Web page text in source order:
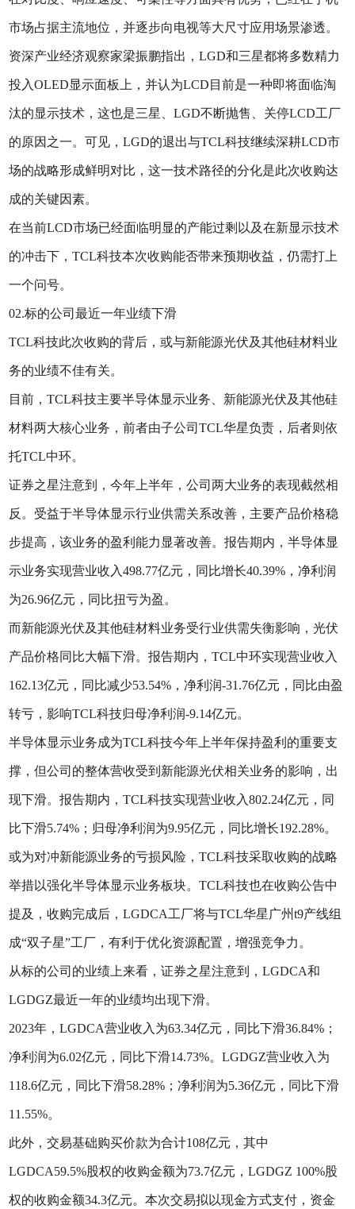
市场占据主流地位，并逐步向电视等大尺寸应用场景渗透。
资深产业经济观察家梁振鹏指出，LGD和三星都将多数精力
投入OLED显示面板上，并认为LCD目前是一种即将面临淘
汰的显示技术，这也是三星、LGD不断抛售、关停LCD工厂
的原因之一。可见，LGD的退出与TCL科技继续深耕LCD市
场的战略形成鲜明对比，这一技术路径的分化是此次收购达
成的关键因素。
在当前LCD市场已经面临明显的产能过剩以及在新显示技术
的冲击下，TCL科技本次收购能否带来预期收益，仍需打上
一个问号。
02.标的公司最近一年业绩下滑
TCL科技此次收购的背后，或与新能源光伏及其他硅材料业
务的业绩不佳有关。
目前，TCL科技主要半导体显示业务、新能源光伏及其他硅
材料两大核心业务，前者由子公司TCL华星负责，后者则依
托TCL中环。
证券之星注意到，今年上半年，公司两大业务的表现截然相
反。受益于半导体显示行业供需关系改善，主要产品价格稳
步提高，该业务的盈利能力显著改善。报告期内，半导体显
示业务实现营业收入498.77亿元，同比增长40.39%，净利润
为26.96亿元，同比扭亏为盈。
而新能源光伏及其他硅材料业务受行业供需失衡影响，光伏
产品价格同比大幅下滑。报告期内，TCL中环实现营业收入
162.13亿元，同比减少53.54%，净利润-31.76亿元，同比由盈
转亏，影响TCL科技归母净利润-9.14亿元。
半导体显示业务成为TCL科技今年上半年保持盈利的重要支
撑，但公司的整体营收受到新能源光伏相关业务的影响，出
现下滑。报告期内，TCL科技实现营业收入802.24亿元，同
比下滑5.74%；归母净利润为9.95亿元，同比增长192.28%。
或为对冲新能源业务的亏损风险，TCL科技采取收购的战略
举措以强化半导体显示业务板块。TCL科技也在收购公告中
提及，收购完成后，LGDCA工厂将与TCL华星广州t9产线组
成“双子星”工厂，有利于优化资源配置，增强竞争力。
从标的公司的业绩上来看，证券之星注意到，LGDCA和
LGDGZ最近一年的业绩均出现下滑。
2023年，LGDCA营业收入为63.34亿元，同比下滑36.84%；
净利润为6.02亿元，同比下滑14.73%。LGDGZ营业收入为
118.6亿元，同比下滑58.28%；净利润为5.36亿元，同比下滑
11.55%。
此外，交易基础购买价款为合计108亿元，其中
LGDCA59.5%股权的收购金额为73.7亿元，LGDGZ 100%股
权的收购金额34.3亿元。本次交易拟以现金方式支付，资金